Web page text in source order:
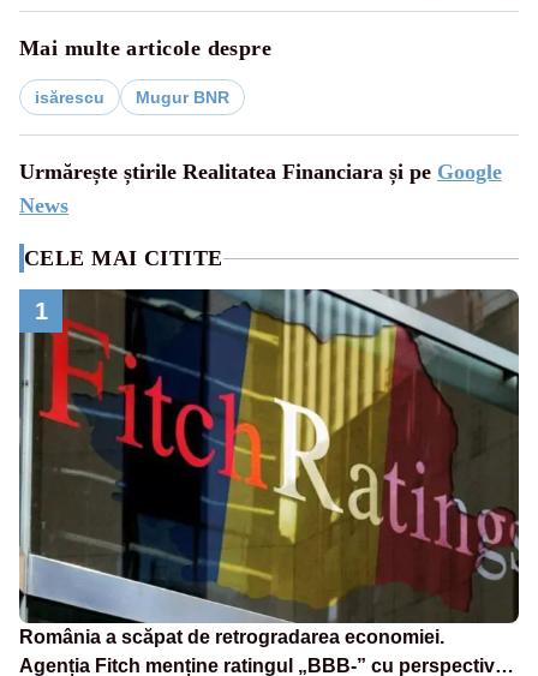
Mai multe articole despre
isărescu Mugur BNR
Urmărește știrile Realitatea Financiara și pe Google
News
CELE MAI CITITE
1
România a scăpat de retrogradarea economiei.
Agenția Fitch menține ratingul „BBB-” cu perspectivă